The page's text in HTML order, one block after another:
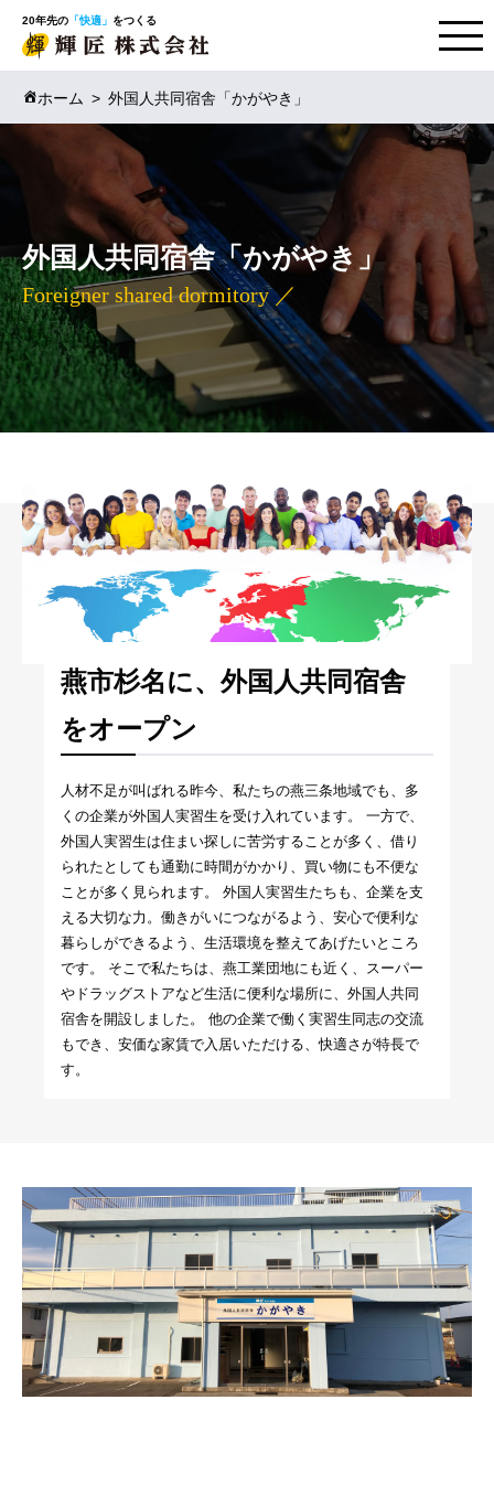
20年先の 「快適」 をつくる
ホーム 外国人共同宿舎「かがやき」
外国人共同宿舎「かがやき」
Foreigner shared dormitory ／
燕市杉名に、外国人共同宿舎
をオープン
人材不足が叫ばれる昨今、私たちの燕三条地域でも、多
くの企業が外国人実習生を受け入れています。 一方で、
外国人実習生は住まい探しに苦労することが多く、借り
られたとしても通勤に時間がかかり、買い物にも不便な
ことが多く見られます。 外国人実習生たちも、企業を支
える大切な力。働きがいにつながるよう、安心で便利な
暮らしができるよう、生活環境を整えてあげたいところ
です。 そこで私たちは、燕工業団地にも近く、スーパー
やドラッグストアなど生活に便利な場所に、外国人共同
宿舎を開設しました。 他の企業で働く実習生同志の交流
もでき、安価な家賃で入居いただける、快適さが特長で
す。